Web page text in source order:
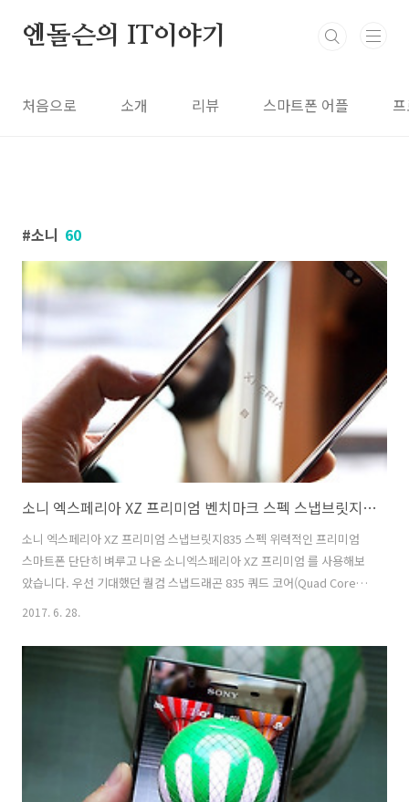
엔돌슨의 IT이야기
처음으로 소개 리뷰 스마트폰 어플
소니 60
소니 엑스페리아 XZ 프리미엄 벤치마크 스펙 스냅브릿지835, 위력적인 프리미엄스마트폰
소니 엑스페리아 XZ 프리미엄 스냅브릿지835 스펙 위력적인 프리미엄
스마트폰 단단히 벼루고 나온 소니엑스페리아 XZ 프리미엄 를 사용해보
았습니다. 우선 기대했던 퀄컴 스냅드래곤 835 쿼드 코어(Quad Core)
프로세스를 탑재하고 나왔습니다. 고사양 게임하기에 적당하며, 버벅임
아 XZ 프리미엄 의 매력은 무엇일까요? 무엇보다 프리미엄스마트폰 이
라고 불리는 것은 결코 엑스페리아 XZ 프리미엄 스펙만 두고 이야기 하
는 것은 아닐 것 입니다. 소니(Sony)라는 브랜드가 주는 이미지와 지속
적인 업데이트, 기본 안드로이드OS 같지 않은 꾸며진 소니스타일에 있
다고 생각합니다.이번에 엑스페리아XZP 스펙에서 눈여겨 볼 것도 많은
2017. 6. 28.